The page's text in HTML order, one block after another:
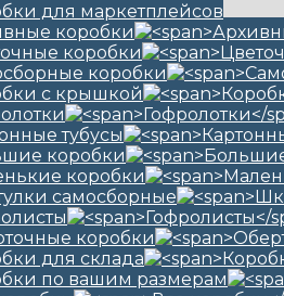
для маркетплейсов
коробки
коробки
коробки
с крышкой
тубусы
коробки
коробки
самосборные
коробки
для склада
по вашим размерам